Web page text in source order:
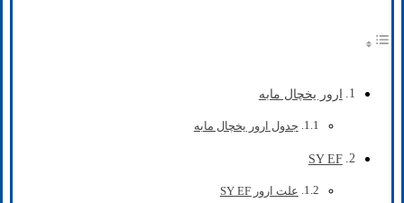
ارور یخچال مابه
جدول ارور یخچال مابه
SY EF
علت ارور SY EF